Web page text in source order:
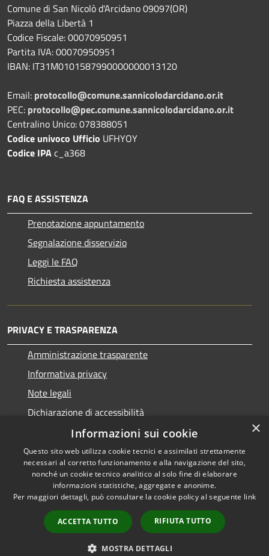
Comune di San Nicolò d'Arcidano 09097(OR)
Piazza della Libertà 1
Codice Fiscale: 00070950951
Partita IVA: 00070950951
IBAN: IT31M0101587990000000013120
Email: protocollo@comune.sannicolodarcidano.or.it
PEC: protocollo@pec.comune.sannicolodarcidano.or.it
Centralino Unico: 078388051
Codice univoco Ufficio UFHYOY
Codice IPAc_a368
FAQ E ASSISTENZA
Prenotazione appuntamento
Segnalazione disservizio
Leggi le FAQ
Richiesta assistenza
PRIVACY E TRASPARENZA
Amministrazione trasparente
Informativa privacy
Note legali
Dichiarazione di accessibilità
Accessibilità
Privacy
Mappa del sito
Copyright © 2026 • Comune di
San Nicolò d'Arcidano •
Powered byMunicipium •
Accesso redazione
×
Informazioni sui cookie
Questo sito web utilizza cookie tecnici e assimilati strettamente
necessari al corretto funzionamento e alla navigazione del sito,
nonché un cookie tecnico analitico al solo fine di elaborare
informazioni statistiche, aggregate e anonime.
Per maggiori dettagli, può consultare la cookie policy al seguente link
ACCETTA TUTTO RIFIUTA TUTTO
MOSTRA DETTAGLI